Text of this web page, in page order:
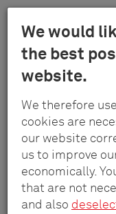
We would
the best
website.
We therefore
cookies are
our website
us to improve
economically.
that are not
and also
contenu
Menu
De vrais